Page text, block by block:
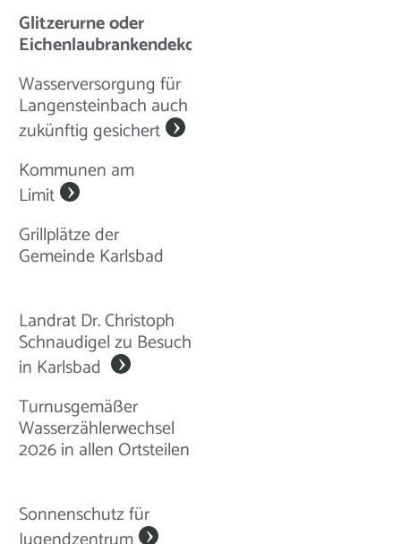
Glitzerurne oder
Eichenlaubrankendekor?
Wasserversorgung für
Langensteinbach auch
zukünftig gesichert
Kommunen am
Limit
Grillplätze der
Gemeinde Karlsbad
Landrat Dr. Christoph
Schnaudigel zu Besuch
in Karlsbad
Turnusgemäßer
Wasserzählerwechsel
2026 in allen Ortsteilen
Sonnenschutz für